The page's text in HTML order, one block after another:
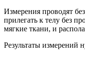
Измерения проводят
прилегать к телу без
мягкие ткани, и
Результаты измерений